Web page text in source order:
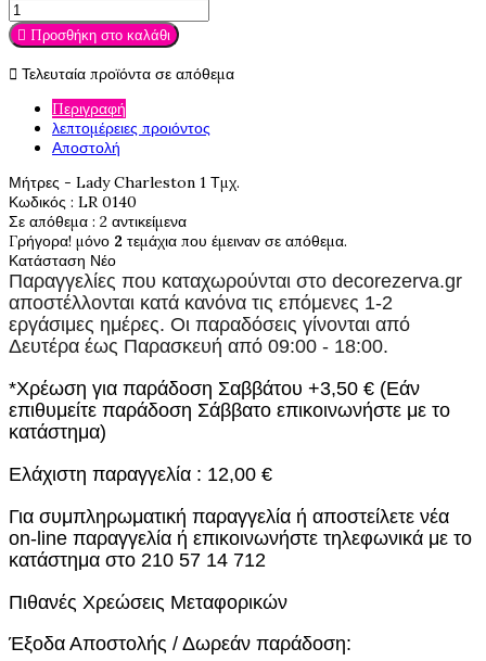
 Προσθήκη στο καλάθι
 Τελευταία προϊόντα σε απόθεμα
Περιγραφή
λεπτομέρειες προιόντος
Αποστολή
Μήτρες - Lady Charleston 1 Τμχ.
Κωδικός : LR 0140
Σε απόθεμα : 2 αντικείμενα
Γρήγορα! μόνο 2 τεμάχια που έμειναν σε απόθεμα.
Κατάσταση Νέο
Παραγγελίες που καταχωρούνται στο decorezerva.gr
αποστέλλονται κατά κανόνα τις επόμενες 1-2
εργάσιμες ημέρες. Οι παραδόσεις γίνονται από
Δευτέρα έως Παρασκευή από 09:00 - 18:00.
*Χρέωση για παράδοση Σαββάτου +3,50 € (Εάν
επιθυμείτε παράδοση Σάββατο επικοινωνήστε με το
κατάστημα)
Ελάχιστη παραγγελία : 12,00 €
Για συμπληρωματική παραγγελία ή αποστείλετε νέα
on-line παραγγελία ή επικοινωνήστε τηλεφωνικά με το
κατάστημα στο 210 57 14 712
Πιθανές Χρεώσεις Μεταφορικών
Έξοδα Αποστολής / Δωρεάν παράδοση: